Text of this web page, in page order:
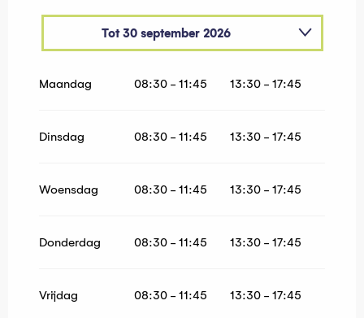
Tot30 september 2026
Maandag
08:30 - 11:45 13:30 - 17:45
Dinsdag 08:30 - 11:45 13:30 - 17:45
Woensdag 08:30 - 11:45 13:30 - 17:45
Donderdag 08:30 - 11:45 13:30 - 17:45
Vrijdag 08:30 - 11:45 13:30 - 17:45